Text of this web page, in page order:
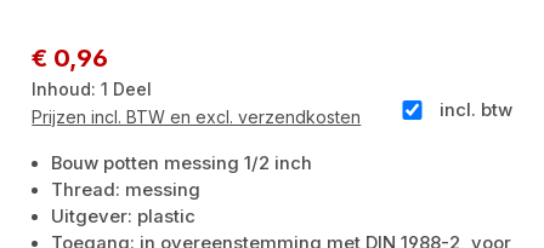
Normale prijs:
€ 0,96
Inhoud:1 Deel
incl. btw
Prijzen incl. BTW en excl. verzendkosten
Bouw potten messing 1/2 inch
Thread: messing
Uitgever: plastic
Toegang: in overeenstemming met DIN 1988-2, voor